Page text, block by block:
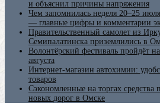
и объяснил причины напряжения
Чем запомнилась неделя 20–25
— главные цифры и комментарии
Правительственный самолет из
Семипалатинска приземлились в
Волонтёрский фестиваль пройдёт
августа
Интернет-магазин автохимии:
товаров
Сэкономленные на торгах средства
новых дорог в Омске